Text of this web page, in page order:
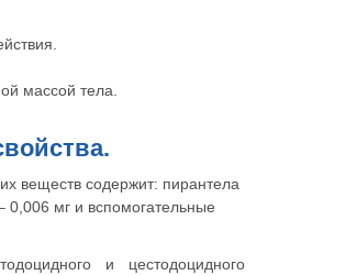
массой тела.
веществ содержит: пирантела
0,006 мг и вспомогательные
и цестодоцидного